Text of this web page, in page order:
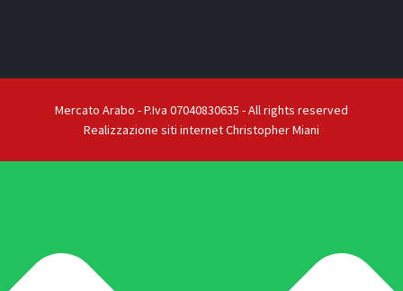
Mercato Arabo - P.Iva 07040830635 - All rights reserved
Realizzazione siti internet Christopher Miani